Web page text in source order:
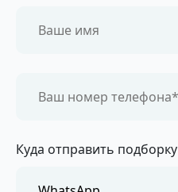
Куда отправить подборку